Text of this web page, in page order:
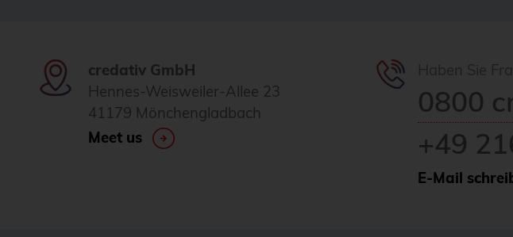
credativ GmbH
Hennes-Weisweiler-Allee 23
41179 Mönchengladbach
Meet us
0800
+49
E-Mail